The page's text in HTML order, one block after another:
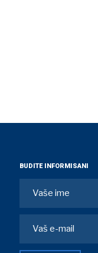
BUDITE INFORMISANI